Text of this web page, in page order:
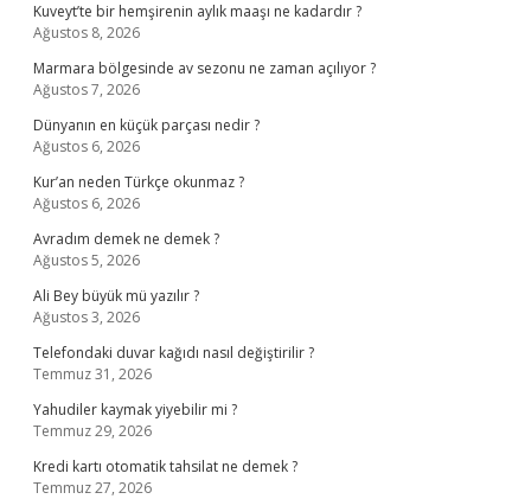
Kuveyt’te bir hemşirenin aylık maaşı ne kadardır ?
Ağustos 8, 2026
Marmara bölgesinde av sezonu ne zaman açılıyor ?
Ağustos 7, 2026
Dünyanın en küçük parçası nedir ?
Ağustos 6, 2026
Kur’an neden Türkçe okunmaz ?
Ağustos 6, 2026
Avradım demek ne demek ?
Ağustos 5, 2026
Ali Bey büyük mü yazılır ?
Ağustos 3, 2026
Telefondaki duvar kağıdı nasıl değiştirilir ?
Temmuz 31, 2026
Yahudiler kaymak yiyebilir mi ?
Temmuz 29, 2026
Kredi kartı otomatik tahsilat ne demek ?
Temmuz 27, 2026